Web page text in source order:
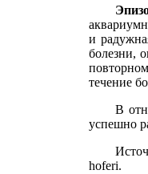
и
болезни,
течение
В
успешно
hoferi.